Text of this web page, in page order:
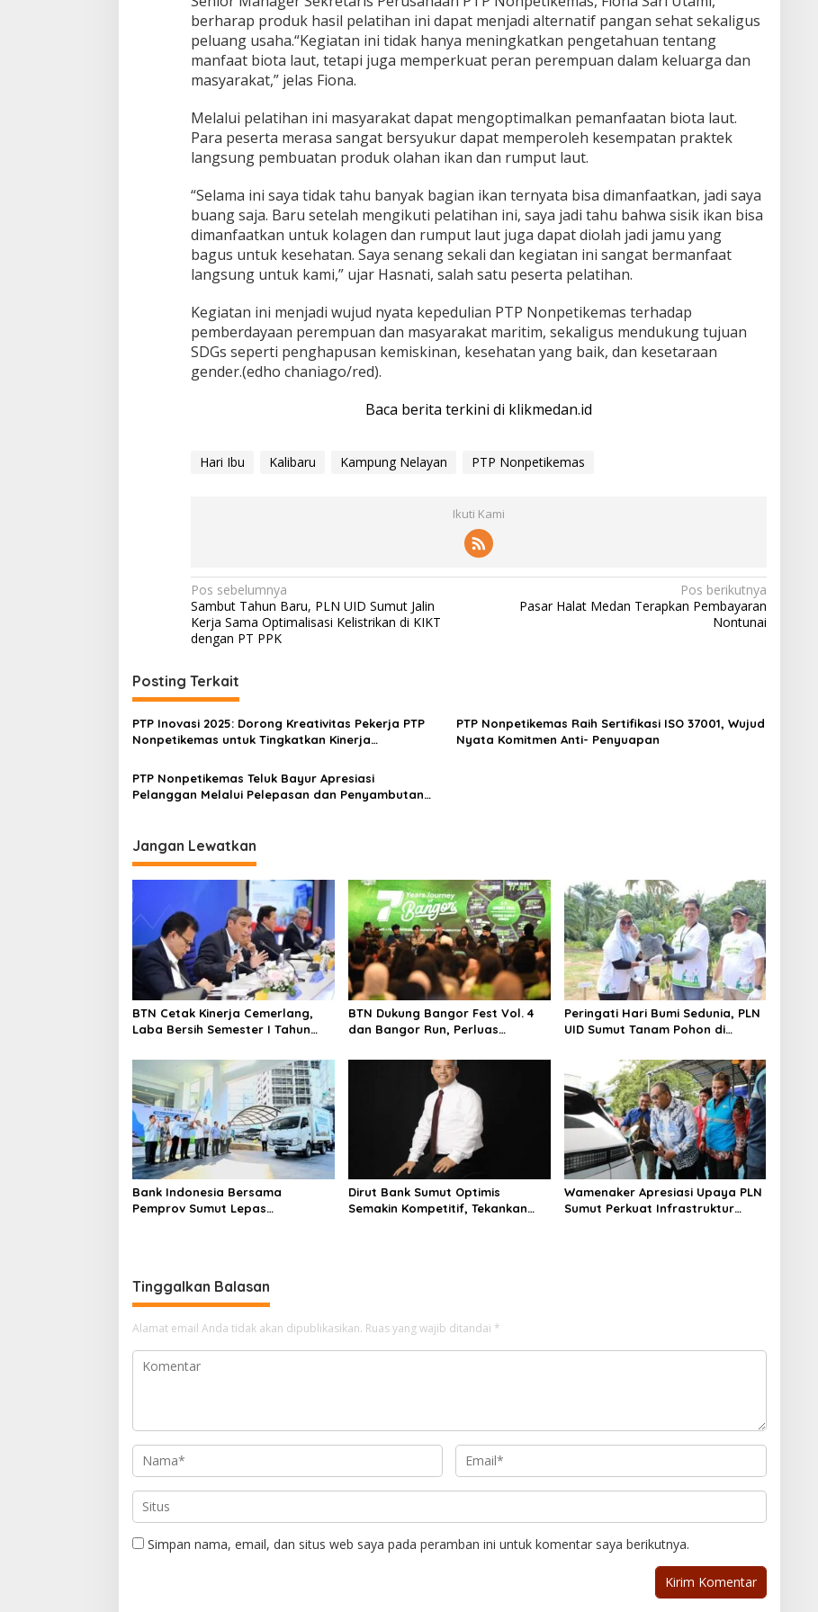
a
i
b
a
r
berharap produk hasil pelatihan ini dapat menjadi alternatif pangan sehat sekaligus
peluang usaha.“Kegiatan ini tidak hanya meningkatkan pengetahuan tentang
manfaat biota laut, tetapi juga memperkuat peran perempuan dalam keluarga dan
masyarakat,” jelas Fiona.
Melalui pelatihan ini masyarakat dapat mengoptimalkan pemanfaatan biota laut.
Para peserta merasa sangat bersyukur dapat memperoleh kesempatan praktek
langsung pembuatan produk olahan ikan dan rumput laut.
“Selama ini saya tidak tahu banyak bagian ikan ternyata bisa dimanfaatkan, jadi saya
buang saja. Baru setelah mengikuti pelatihan ini, saya jadi tahu bahwa sisik ikan bisa
dimanfaatkan untuk kolagen dan rumput laut juga dapat diolah jadi jamu yang
bagus untuk kesehatan. Saya senang sekali dan kegiatan ini sangat bermanfaat
langsung untuk kami,” ujar Hasnati, salah satu peserta pelatihan.
Kegiatan ini menjadi wujud nyata kepedulian PTP Nonpetikemas terhadap
pemberdayaan perempuan dan masyarakat maritim, sekaligus mendukung tujuan
SDGs seperti penghapusan kemiskinan, kesehatan yang baik, dan kesetaraan
gender.(edho chaniago/red).
Baca berita terkini di klikmedan.id
Hari Ibu Kalibaru Kampung Nelayan PTP Nonpetikemas
Ikuti Kami
N
a
v
i
g
a
s
i
p
s
Pos sebelumnya
Sambut Tahun Baru, PLN UID Sumut Jalin
Kerja Sama Optimalisasi Kelistrikan di KIKT
dengan PT PPK
Pos berikutnya
Pasar Halat Medan Terapkan Pembayaran
Nontunai
Posting Terkait
PTP Inovasi 2025: Dorong Kreativitas Pekerja PTP
Nonpetikemas untuk Tingkatkan Kinerja
PTP Nonpetikemas Raih Sertifikasi ISO 37001, Wujud
Nyata Komitmen Anti- Penyuapan
PTP Nonpetikemas Teluk Bayur Apresiasi
Pelanggan Melalui Pelepasan dan Penyambutan
Jangan Lewatkan
BTN Cetak Kinerja Cemerlang,
Laba Bersih Semester I Tahun
NPL Turun Jadi 2,99 Persen
BTN Dukung Bangor Fest Vol. 4
dan Bangor Run, Perluas
Peringati Hari Bumi Sedunia, PLN
UID Sumut Tanam Pohon di
of Energy”
Bank Indonesia Bersama
Pemprov Sumut Lepas
Dirut Bank Sumut Optimis
Semakin Kompetitif, Tekankan
Wamenaker Apresiasi Upaya PLN
Sumut Perkuat Infrastruktur
Tinggalkan Balasan
Alamat email Anda tidak akan dipublikasikan. Ruas yang wajib ditandai *
Simpan nama, email, dan situs web saya pada peramban ini untuk komentar saya berikutnya.